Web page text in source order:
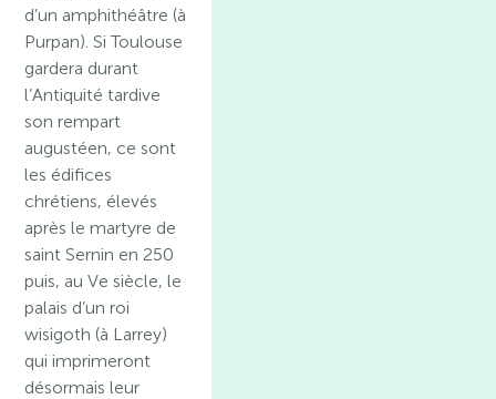
d’un amphithéâtre (à
Purpan). Si Toulouse
gardera durant
l’Antiquité tardive
son rempart
augustéen, ce sont
les édifices
chrétiens, élevés
après le martyre de
saint Sernin en 250
puis, au Ve siècle, le
palais d’un roi
wisigoth (à Larrey)
qui imprimeront
désormais leur